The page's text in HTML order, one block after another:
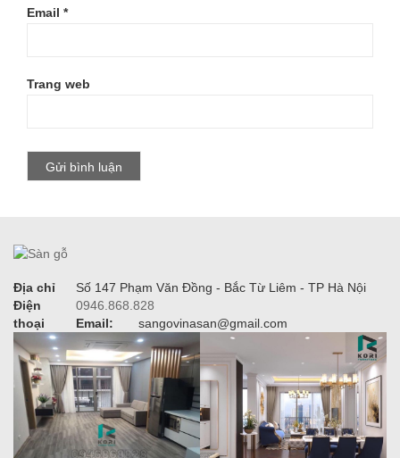
Email *
Trang web
Địa chỉ
Số 147 Phạm Văn Đồng - Bắc Từ Liêm - TP Hà Nội
Điện
thoại
0946.868.828
Email:
sangovinasan@gmail.com